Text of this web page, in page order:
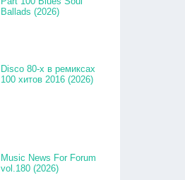
Ballads (2026)
Disco 80-x в ремиксах
100 хитов 2016 (2026)
Music News For Forum
vol.180 (2026)